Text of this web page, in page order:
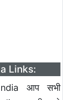
Links:
आप सभी